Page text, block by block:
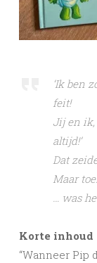
‘Ik ben
feit!
Jij en
altijd!’
Dat
Maar
… was
Korte inhoud
“Wanneer Pip